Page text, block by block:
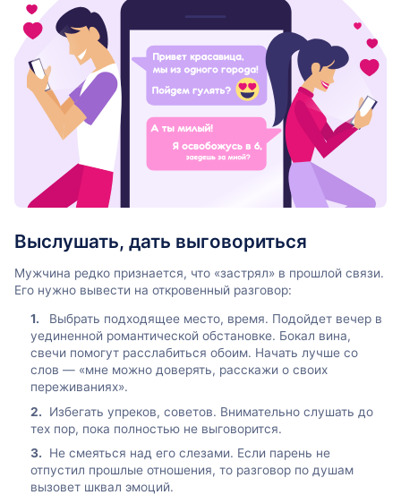
Выслушать, дать выговориться
Мужчина редко признается, что «застрял» в прошлой связи.
Его нужно вывести на откровенный разговор:
Выбрать подходящее место, время. Подойдет вечер в
уединенной романтической обстановке. Бокал вина,
свечи помогут расслабиться обоим. Начать лучше со
слов — «мне можно доверять, расскажи о своих
переживаниях».
Избегать упреков, советов. Внимательно слушать до
тех пор, пока полностью не выговорится.
Не смеяться над его слезами. Если парень не
отпустил прошлые отношения, то разговор по душам
вызовет шквал эмоций.